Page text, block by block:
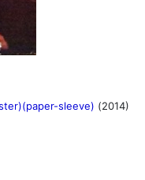
sleeve) (2014)